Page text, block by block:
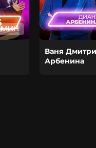
МИН
Ваня
Арбенина